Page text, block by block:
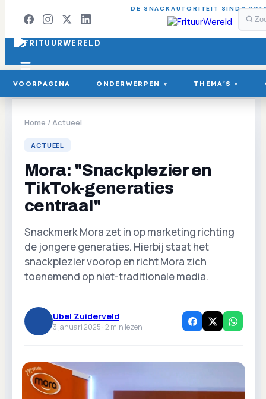
DE SNACKAUTORITEIT SINDS
VOORPAGINA ONDERWERPEN ▾ THEMA'S ▾
Home /Actueel
ACTUEEL
Mora: "Snackplezier en
TikTok-generaties
centraal"
Snackmerk Mora zet in op marketing richting
de jongere generaties. Hierbij staat het
snackplezier voorop en richt Mora zich
toenemend op niet-traditionele media.
Ubel Zuiderveld
3 januari 2025 ·2 min lezen